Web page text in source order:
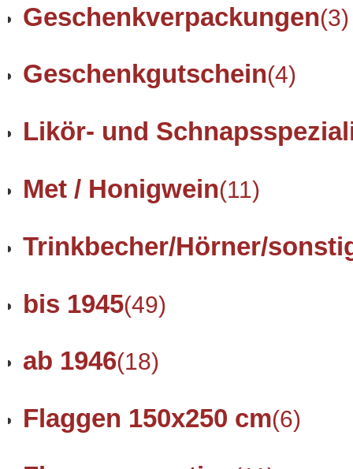
Geschenkverpackungen(3)
Geschenkgutschein(4)
Likör- und
Met / Honigwein(11)
Trinkbecher/Hörner/
bis 1945(49)
ab 1946(18)
Flaggen 150x250 cm(6)